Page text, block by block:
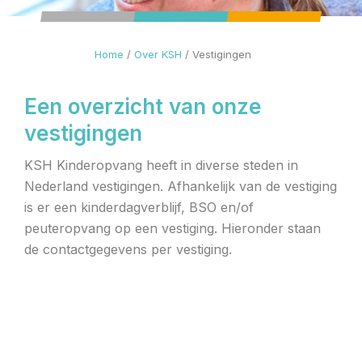
Home / Over KSH / Vestigingen
Een overzicht van onze
vestigingen
KSH Kinderopvang heeft in diverse steden in
Nederland vestigingen. Afhankelijk van de vestiging
is er een kinderdagverblijf, BSO en/of
peuteropvang op een vestiging. Hieronder staan
de contactgegevens per vestiging.